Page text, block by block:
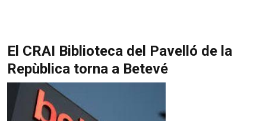
El CRAI Biblioteca del Pavelló de la
Repùblica torna a Betevé